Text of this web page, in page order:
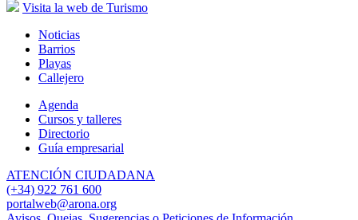
Visita la web de Turismo
Noticias
Barrios
Playas
Callejero
Agenda
Cursos y talleres
Directorio
Guía empresarial
ATENCIÓN CIUDADANA
(+34) 922 761 600
portalweb@arona.org